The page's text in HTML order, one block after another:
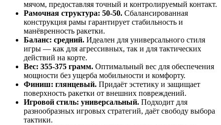
мячом, предоставляя точный и контролируемый контакт.
Рамочная структура: 50-50. Сбалансированная
конструкция рамы гарантирует стабильность и
манёвренность ракетки.
Баланс: средний. Идеален для универсального стиля
игры — как для агрессивных, так и для тактических
действий на корте.
Вес: 355-375 грамм. Оптимальный вес для обеспечения
мощности без ущерба мобильности и комфорту.
Финиш: глянцевый. Придаёт эстетику и защищает
поверхность ракетки от внешних повреждений.
Игровой стиль: универсальный. Подходит для
разнообразных игровых стратегий, даёт свободу выбора
тактики.